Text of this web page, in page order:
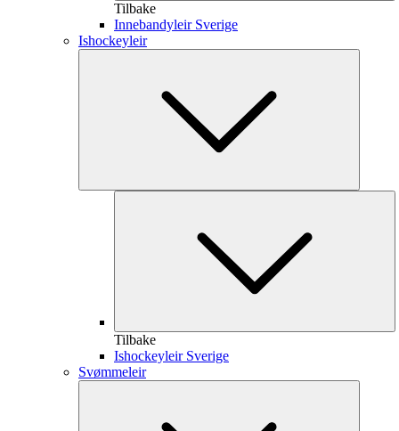
Tilbake
Innebandyleir Sverige
Ishockeyleir
Tilbake
Ishockeyleir Sverige
Svømmeleir